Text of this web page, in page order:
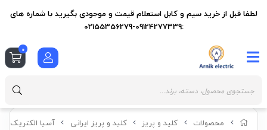
محصولات کلید و پریز کلید و پریز ایرانی آسیا الکتریک
لطفا قبل از خرید سیم و کابل استعلام قیمت و موجودی بگیرید با شماره های
:09124277339-02155356279
0